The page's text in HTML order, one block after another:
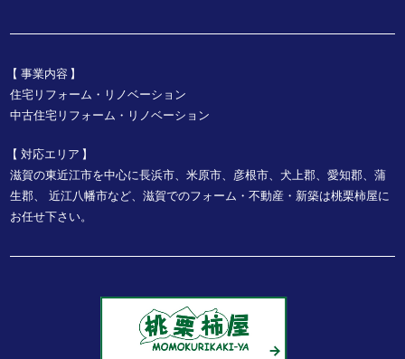
事業内容
住宅リフォーム・リノベーション
中古住宅リフォーム・リノベーション
対応エリア
滋賀の東近江市を中心に長浜市、米原市、彦根市、犬上郡、愛知郡、蒲
生郡、
近江八幡市など、滋賀でのフォーム・不動産・新築は桃栗柿屋に
お任せ下さい。